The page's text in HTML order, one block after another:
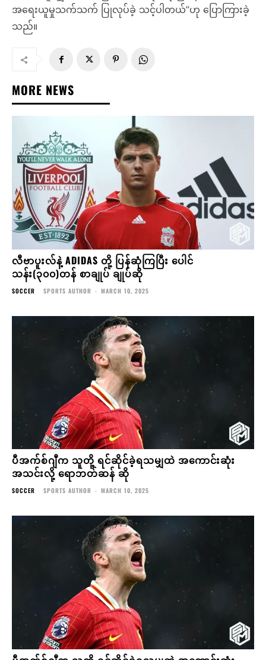
အရေးယူမှုသက်သက် ပြုလုပ်ခဲ့ သင့်ပါတယ်”ဟု ပြောကြားခဲ့
သည်။
MORE NEWS
လီဗာပူးလ်နဲ့ ADIDAS တို့ ပြန်ဆုံကြပြီး ပေါင်
သန်း(၃၀၀)တန် စာချုပ် ချုပ်ဆို
SOCCER SPORTS AUTHOR - MARCH 10, 2025
ပီအက်စ်ဂျီက သူတို့ ရင်ဆိုင်ခဲ့ရသမျှထဲ အကောင်းဆုံး
အသင်းလို့ ရောဘတ်ဆန် ဆို
SOCCER SPORTS AUTHOR - MARCH 10, 2025